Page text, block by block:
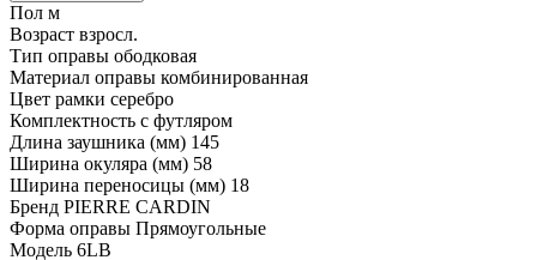
Пол м
Возраст взросл.
Тип оправы ободковая
Материал оправы комбинированная
Цвет рамки серебро
Комплектность с футляром
Длина заушника (мм) 145
Ширина окуляра (мм) 58
Ширина переносицы (мм) 18
Бренд PIERRE CARDIN
Форма оправы Прямоугольные
Модель 6LB